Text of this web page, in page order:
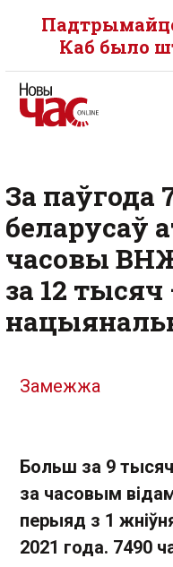
Каб было
За паўгода
беларусаў
часовы
за 12 тысяч
Замежжа
Больш за 9 тысяч
за часовым
перыяд з 1
2021 года. 7490